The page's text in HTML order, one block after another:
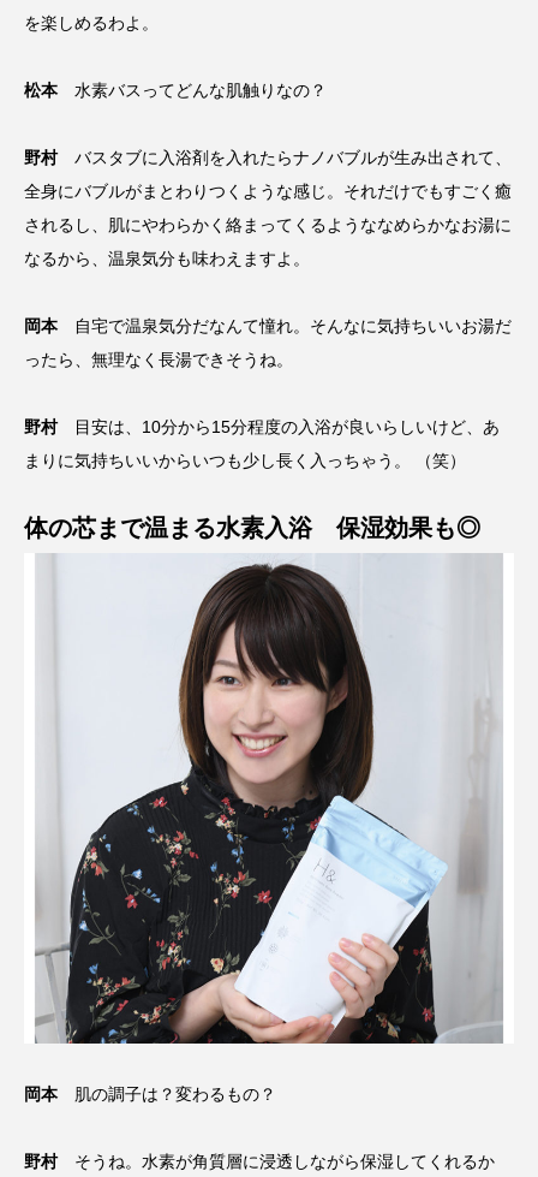
を楽しめるわよ。
松本 水素バスってどんな肌触りなの？
野村バスタブに入浴剤を入れたらナノバブルが生み出されて、
全身にバブルがまとわりつくような感じ。それだけでもすごく癒
されるし、肌にやわらかく絡まってくるようななめらかなお湯に
なるから、温泉気分も味わえますよ。
岡本
自宅で温泉気分だなんて憧れ。そんなに気持ちいいお湯だ
ったら、無理なく長湯できそうね。
野村
目安は、10分から15分程度の入浴が良いらしいけど、あ
まりに気持ちいいからいつも少し長く入っちゃう。 （笑）
体の芯まで温まる水素入浴 保湿効果も◎
岡本肌の調子は？変わるもの？
野村 そうね。水素が角質層に浸透しながら保湿してくれるか